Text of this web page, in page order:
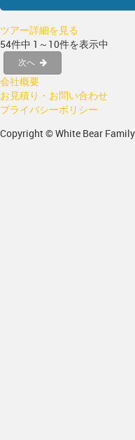
ツアー詳細を見る
54件中 1～10件を表示中
次へ
会社概要
お見積り・お問い合わせ
プライバシーポリシー
Copyright © White Bear